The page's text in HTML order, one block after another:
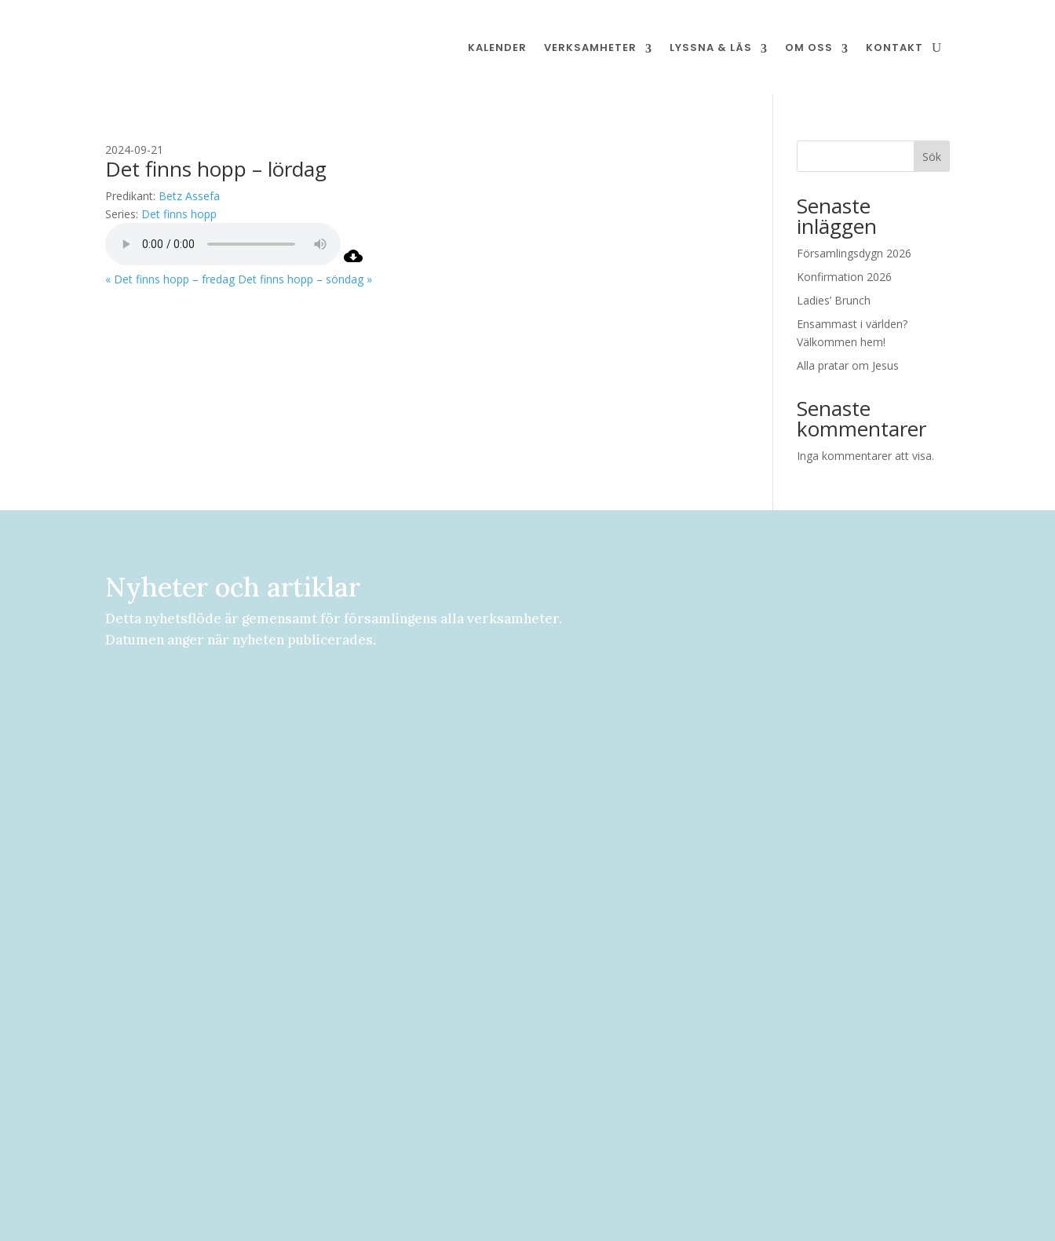
KALENDER VERKSAMHETER LYSSNA & LÄS OM OSS KONTAKT
2024-09-21
Det finns hopp – lördag
Predikant: Betz Assefa
Series: Det finns hopp
« Det finns hopp – fredag Det finns hopp – söndag »
Sök
Senaste
inläggen
Församlingsdygn 2026
Konfirmation 2026
Ladies’ Brunch
Ensammast i världen?
Välkommen hem!
Alla pratar om Jesus
Senaste
kommentarer
Inga kommentarer att visa.
Nyheter och artiklar
Detta nyhetsflöde är gemensamt för församlingens alla verksamheter.
Datumen anger när nyheten publicerades.